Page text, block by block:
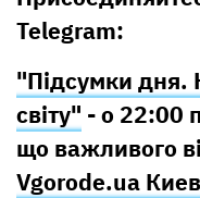
Telegram:
"Підсумки дня.
світу" - о 22:00
що важливого
Vgorode.ua Киев